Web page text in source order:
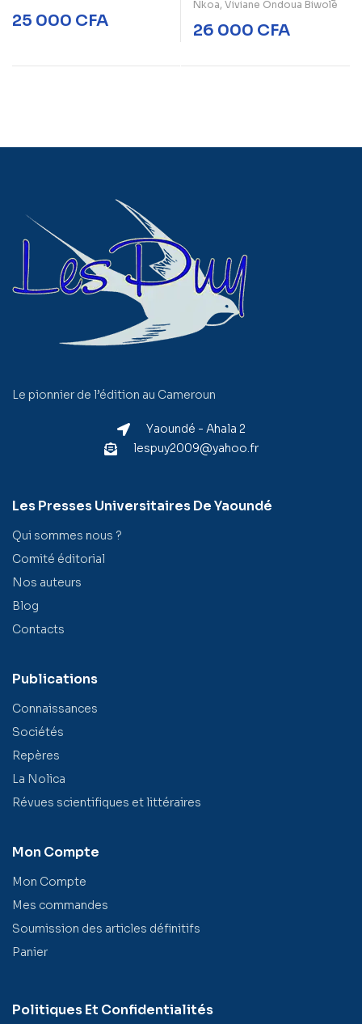
25 000 CFA
CAMEROUN
Nkoa, Viviane Ondoua Biwolé
26 000 CFA
Le pionnier de l’édition au Cameroun
Yaoundé - Ahala 2
lespuy2009@yahoo.fr
Les Presses Universitaires De Yaoundé
Qui sommes nous ?
Comité éditorial
Nos auteurs
Blog
Contacts
Publications
Connaissances
Sociétés
Repères
La Nolica
Révues scientifiques et littéraires
Mon Compte
Mon Compte
Mes commandes
Soumission des articles définitifs
Panier
Politiques Et Confidentialités